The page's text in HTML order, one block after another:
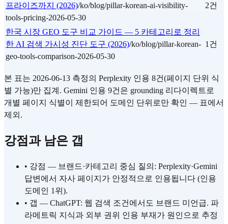
프라이즈까지 (2026)/ko/blog/pillar-korean-ai-visibility-
tools-pricing-2026-05-30
2건
한국 시장 GEO 도구 비교 가이드 — 5 카테고리로 정리
한 AI 검색 가시성 진단 도구 (2026)/ko/blog/pillar-korean-
geo-tools-comparison-2026-05-30
1건
본 표는 2026-06-13 측정의 Perplexity 인용 8건(페이지 단위 식
별 가능)만 집계. Gemini 인용 9건은 grounding 리다이렉트로
개별 페이지 식별이 제한되어 도메인 단위로만 확인 — 표에서
제외.
강점과 남은 갭
• 강점 — 브랜드·카테고리 중심 질의: Perplexity·Gemini
답변에서 자사 페이지가 안정적으로 인용됩니다 (인용
도메인 1위).
• 갭 — ChatGPT: 웹 검색 조건에서도 브랜드 미언급. 파
라메트릭 지식과 외부 권위 인용 부재가 원인으로 추정